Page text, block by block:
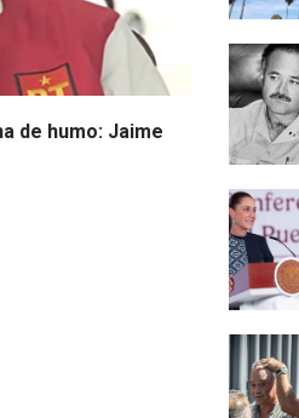
de humo: Jaime